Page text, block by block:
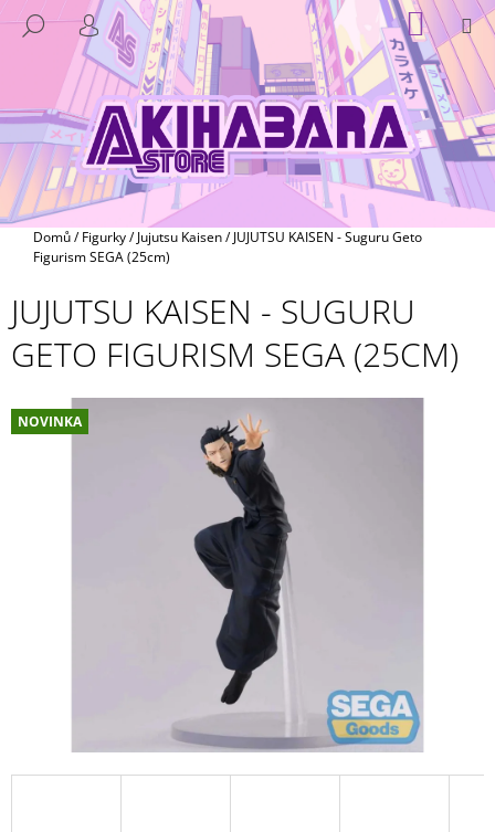
na
HLEDAT
PŘIHLÁŠENÍ KOŠÍK
Domů/ Figurky/ Jujutsu Kaisen/ JUJUTSU KAISEN - Suguru Geto
Figurism SEGA (25cm)
JUJUTSU KAISEN - SUGURU
GETO FIGURISM SEGA (25CM)
NOVINKA
K
K
ZPĚT
ZPĚT
C
O
P
O
T
Ř
E
B
U
J
E
T
HLEDAT